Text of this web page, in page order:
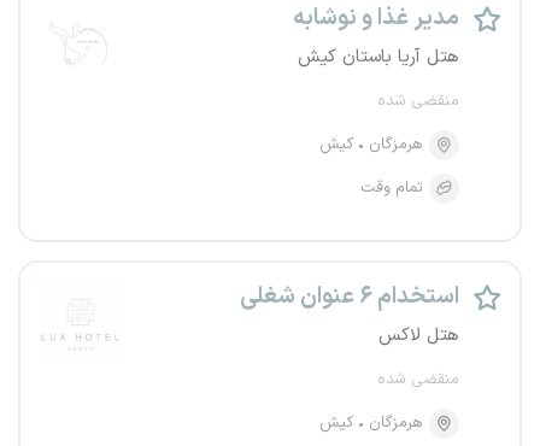
مدیر غذا و نوشابه
هتل آریا باستان کیش
منقضی شده
هرمزگان
کیش
تمام وقت
استخدام ۶ عنوان شغلی
هتل لاکس
منقضی شده
هرمزگان
کیش